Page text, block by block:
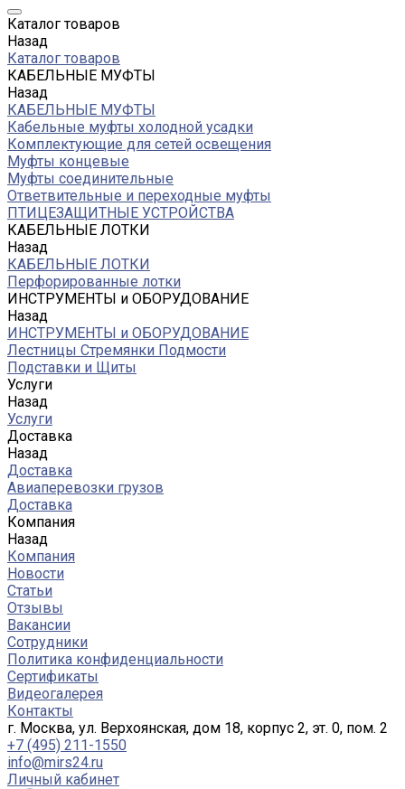
Каталог товаров
Назад
Каталог товаров
КАБЕЛЬНЫЕ МУФТЫ
Назад
КАБЕЛЬНЫЕ МУФТЫ
Кабельные муфты холодной усадки
Комплектующие для сетей освещения
Муфты концевые
Муфты соединительные
Ответвительные и переходные муфты
ПТИЦЕЗАЩИТНЫЕ УСТРОЙСТВА
КАБЕЛЬНЫЕ ЛОТКИ
Назад
КАБЕЛЬНЫЕ ЛОТКИ
Перфорированные лотки
ИНСТРУМЕНТЫ и ОБОРУДОВАНИЕ
Назад
ИНСТРУМЕНТЫ и ОБОРУДОВАНИЕ
Лестницы Стремянки Подмости
Подставки и Щиты
Услуги
Назад
Услуги
Доставка
Назад
Доставка
Авиаперевозки грузов
Доставка
Компания
Назад
Компания
Новости
Статьи
Отзывы
Вакансии
Сотрудники
Политика конфиденциальности
Сертификаты
Видеогалерея
Контакты
г. Москва, ул. Верхоянская, дом 18, корпус 2, эт. 0, пом. 2
+7 (495) 211-1550
info@mirs24.ru
Личный кабинет